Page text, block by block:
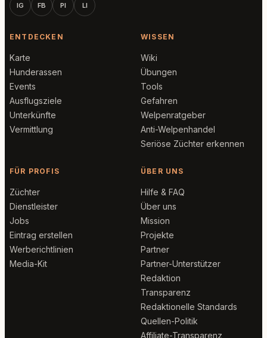
IG FB PI LI
ENTDECKEN
Karte
Hunderassen
Events
Ausflugsziele
Unterkünfte
Vermittlung
WISSEN
Wiki
Übungen
Tools
Gefahren
Welpenratgeber
Anti-Welpenhandel
Seriöse Züchter erkennen
FÜR PROFIS
Züchter
Dienstleister
Jobs
Eintrag erstellen
Werberichtlinien
Media-Kit
ÜBER UNS
Hilfe & FAQ
Über uns
Mission
Projekte
Partner
Partner-Unterstützer
Redaktion
Transparenz
Redaktionelle Standards
Quellen-Politik
Affiliate-Transparenz